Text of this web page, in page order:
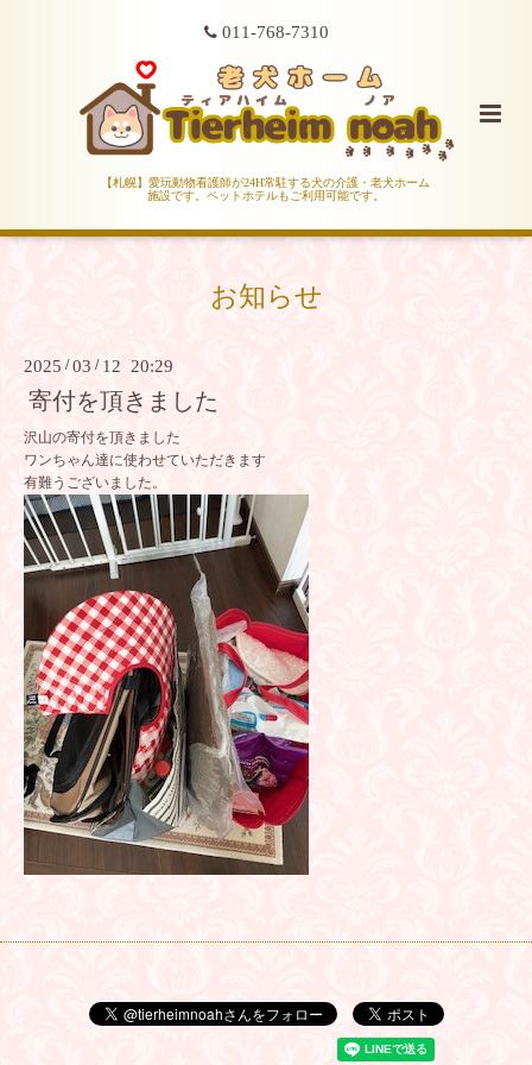
011-768-7310
【札幌】愛玩動物看護師が24H常駐する犬の介護・老犬ホーム
施設です。ペットホテルもご利用可能です。
お知らせ
2025 /03 / 12 20:29
寄付を頂きました
沢山の寄付を頂きました
ワンちゃん達に使わせていただきます
有難うございました。